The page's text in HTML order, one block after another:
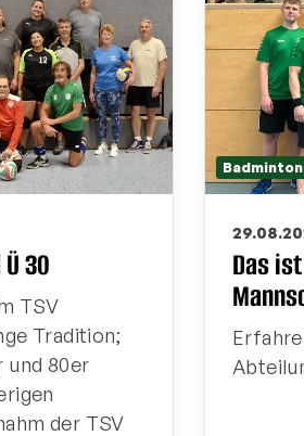
30
TSV
Tradition;
und 80er
der TSV
Badminton
Das